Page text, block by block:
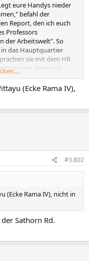
eure Handys nieder
befahl der
Report, den ich euch
Professors
der Arbeitswelt". So
das Hauptquartier
sie mit dem HR
mit denen sie
freuen," sagten die
sich ebenfalls. Er war
sofort eine
101685
(Ecke Rama IV),
#3.802
(Ecke Rama IV), nicht in
Sathorn Rd.